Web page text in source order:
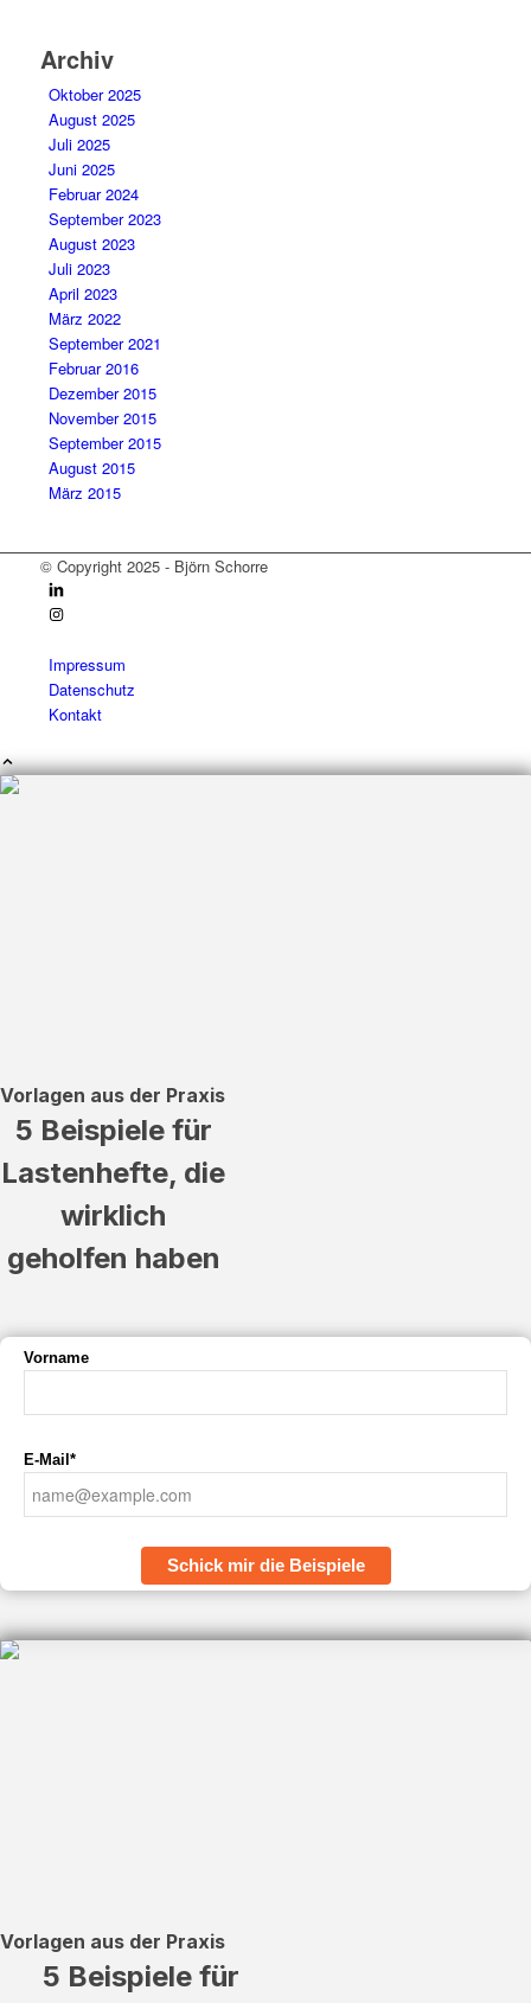
Archiv
Oktober 2025
August 2025
Juli 2025
Juni 2025
Februar 2024
September 2023
August 2023
Juli 2023
April 2023
März 2022
September 2021
Februar 2016
Dezember 2015
November 2015
September 2015
August 2015
März 2015
© Copyright 2025 - Björn Schorre
Impressum
Datenschutz
Kontakt
Vorlagen aus der Praxis
5 Beispiele für
Lastenhefte, die
wirklich
geholfen haben
Vorname
E-Mail*
Schick mir die Beispiele
Vorlagen aus der Praxis
5 Beispiele für